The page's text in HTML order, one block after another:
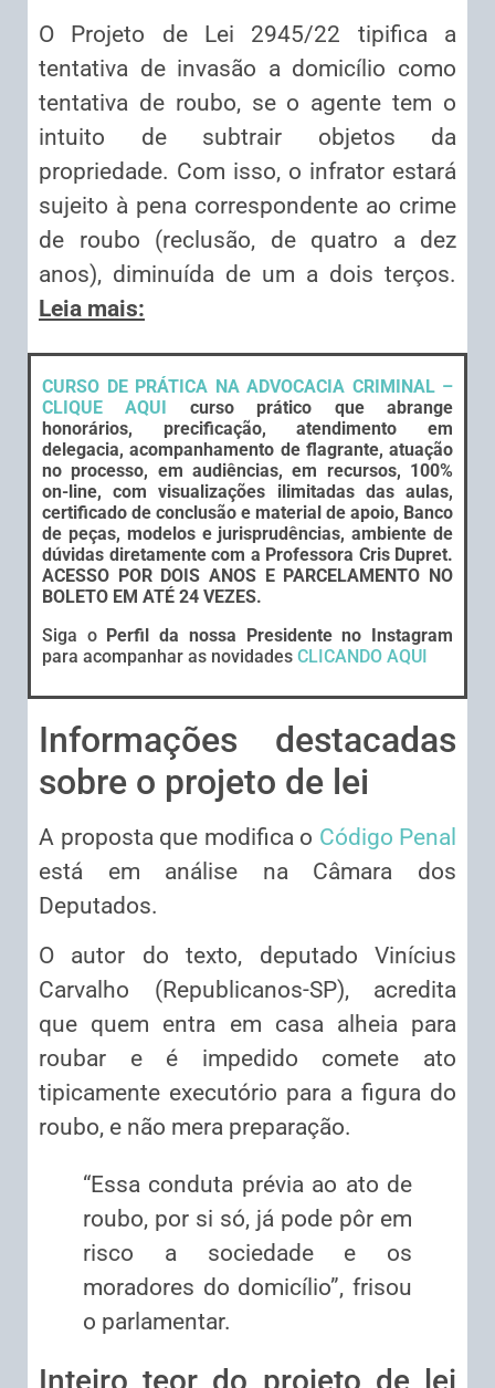
O Projeto de Lei 2945/22 tipifica a
tentativa de invasão a domicílio como
tentativa de roubo, se o agente tem o
intuito de subtrair objetos da
propriedade. Com isso, o infrator estará
sujeito à pena correspondente ao crime
de roubo (reclusão, de quatro a dez
anos), diminuída de um a dois terços.
Leia mais:
CURSO DE PRÁTICA NA ADVOCACIA CRIMINAL –
CLIQUE AQUI curso prático que abrange
honorários, precificação, atendimento em
delegacia, acompanhamento de flagrante, atuação
no processo, em audiências, em recursos, 100%
on-line, com visualizações ilimitadas das aulas,
certificado de conclusão e material de apoio, Banco
de peças, modelos e jurisprudências, ambiente de
dúvidas diretamente com a Professora Cris Dupret.
ACESSO POR DOIS ANOS E PARCELAMENTO NO
BOLETO EM ATÉ 24 VEZES.
Siga o Perfil da nossa Presidente no Instagram
para acompanhar as novidades CLICANDO AQUI
Informações destacadas
sobre o projeto de lei
A proposta que modifica o Código Penal
está em análise na Câmara dos
Deputados.
O autor do texto, deputado Vinícius
Carvalho (Republicanos-SP), acredita
que quem entra em casa alheia para
roubar e é impedido comete ato
tipicamente executório para a figura do
roubo, e não mera preparação.
“Essa conduta prévia ao ato de
roubo, por si só, já pode pôr em
risco a sociedade e os
moradores do domicílio”, frisou
o parlamentar.